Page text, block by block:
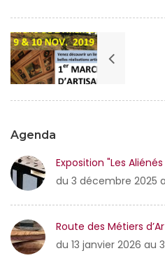
Agenda
Exposition "Les
du 3 décembre 2025
Route des Métiers
du 13 janvier 2026 au